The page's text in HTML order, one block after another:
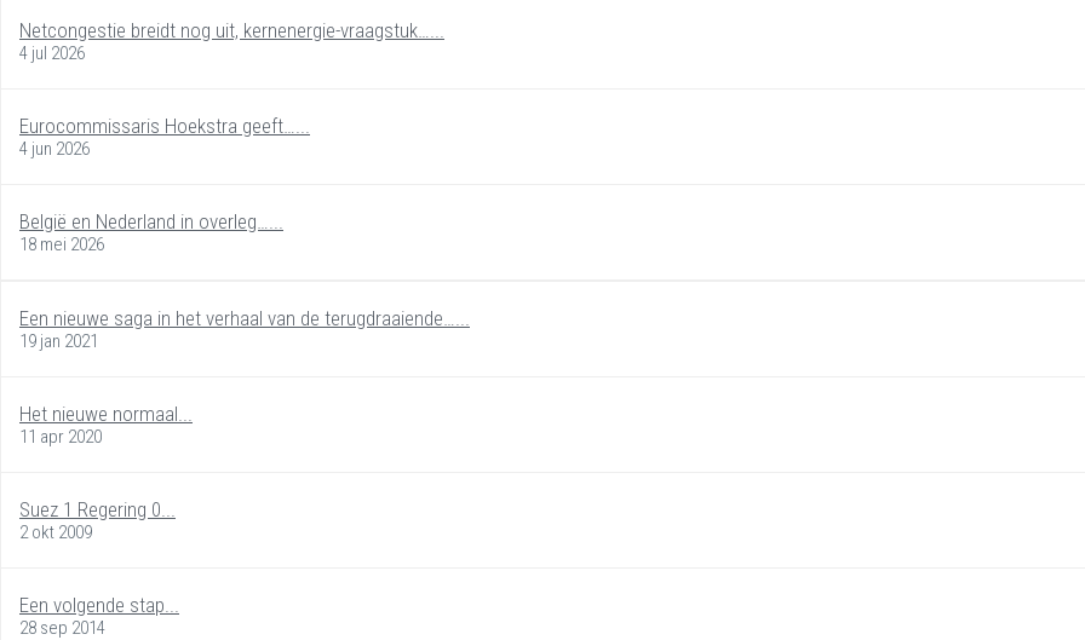
Netcongestie breidt nog uit, kernenergie-vraagstuk…...
4 jul 2026
Eurocommissaris Hoekstra geeft…...
4 jun 2026
België en Nederland in overleg…...
18 mei 2026
Een nieuwe saga in het verhaal van de terugdraaiende…...
19 jan 2021
Het nieuwe normaal...
11 apr 2020
Suez 1 Regering 0...
2 okt 2009
Een volgende stap...
28 sep 2014